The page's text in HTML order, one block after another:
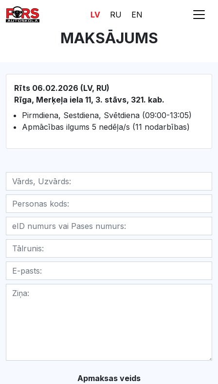
LV RU EN
MAKSĀJUMS
Apmaksas veids
Rīts 06.02.2026 (LV, RU)
Rīga, Merķeļa iela 11, 3. stāvs, 321. kab.
Pirmdiena, Sestdiena, Svētdiena (09:00-13:05)
Apmācības ilgums 5 nedēļa/s (11 nodarbības)